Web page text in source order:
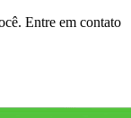
Entre em contato